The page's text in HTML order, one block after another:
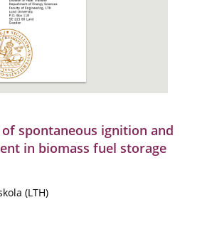
spontaneous ignition and
in biomass fuel storage
(LTH)